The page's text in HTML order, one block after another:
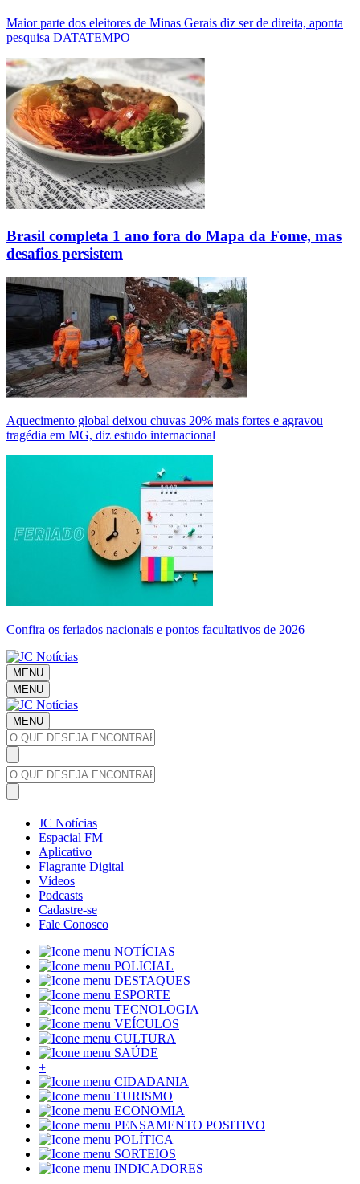
Maior parte dos eleitores de Minas Gerais diz ser de direita, aponta
pesquisa DATATEMPO
Brasil completa 1 ano fora do Mapa da Fome, mas
desafios persistem
Aquecimento global deixou chuvas 20% mais fortes e agravou
tragédia em MG, diz estudo internacional
Confira os feriados nacionais e pontos facultativos de 2026
MENU
MENU
MENU
JC Notícias
Espacial FM
Aplicativo
Flagrante Digital
Vídeos
Podcasts
Cadastre-se
Fale Conosco
NOTÍCIAS
POLICIAL
DESTAQUES
ESPORTE
TECNOLOGIA
VEÍCULOS
CULTURA
SAÚDE
+
CIDADANIA
TURISMO
ECONOMIA
PENSAMENTO POSITIVO
POLÍTICA
SORTEIOS
INDICADORES